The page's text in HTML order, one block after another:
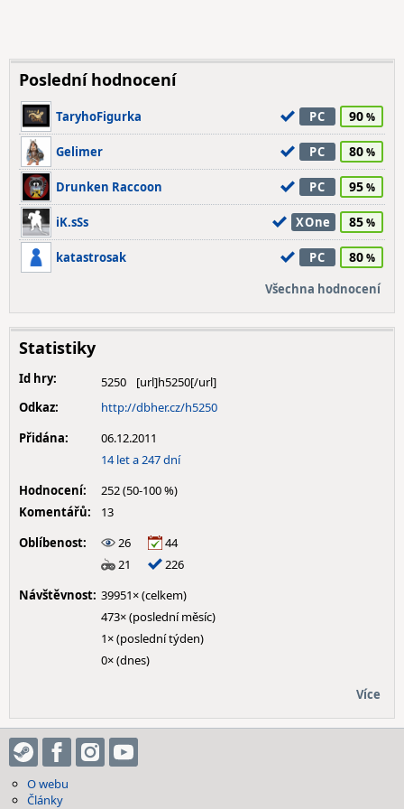
Poslední hodnocení
TaryhoFigurka PC 90
Gelimer PC 80
Drunken Raccoon PC 95
iK.sSs XOne 85
katastrosak PC 80
Všechna hodnocení
Statistiky
Id hry:
5250
Odkaz:
http://dbher.cz/h5250
Přidána:
06.12.2011
14 let a 247 dní
Hodnocení:
252 (50-100 %)
Komentářů:
13
Oblíbenost:
26
44
21
226
Návštěvnost: 39951× (celkem)
473× (poslední měsíc)
1× (poslední týden)
0× (dnes)
Více
O webu
Články